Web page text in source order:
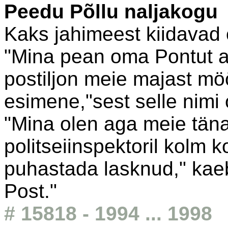
Peedu Põllu naljakogu
Kaks jahimeest
"Mina pean oma Pontut
postiljon meie majast
esimene,"sest selle nimi
"Mina olen aga meie
politseiinspektoril kolm
puhastada lasknud,"
Post."
# 15818 - 1994 ... 1998